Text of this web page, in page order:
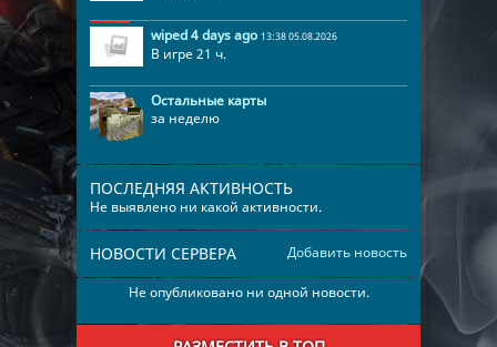
wiped 4 days ago 13:38 05.08.2026
В игре 21 ч.
Остальные карты
за неделю
ПОСЛЕДНЯЯ АКТИВНОСТЬ
Не выявлено ни какой активности.
Добавить новость
НОВОСТИ СЕРВЕРА
Не опубликовано ни одной новости.